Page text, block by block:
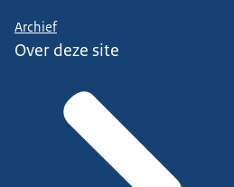
Archief
Over deze site